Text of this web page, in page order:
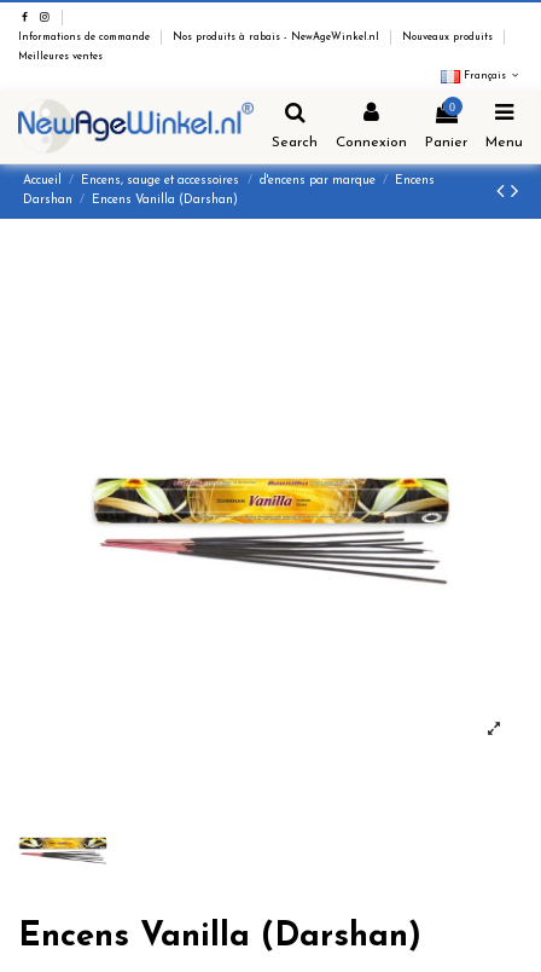
Informations de commande Nos produits à rabais - NewAgeWinkel.nl
Nouveaux produits
Meilleures ventes
Français
Search Connexion
0
Panier Menu
Accueil Encens, sauge et accessoires d'encens par marque
Encens
Darshan
Encens Vanilla (Darshan)
Encens Vanilla (Darshan)